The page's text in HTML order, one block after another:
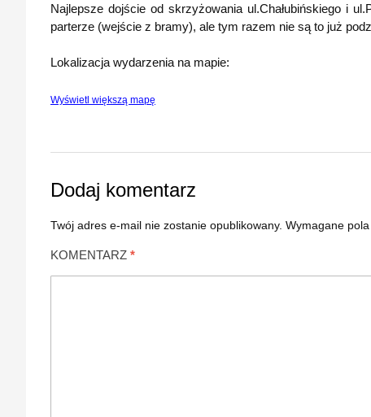
Najlepsze dojście od skrzyżowania ul.Chałubińskiego i
parterze (wejście z bramy), ale tym razem nie są to już
Lokalizacja wydarzenia na mapie:
Wyświetl większą mapę
Dodaj komentarz
Twój adres e-mail nie zostanie opublikowany. Wymagane
KOMENTARZ *